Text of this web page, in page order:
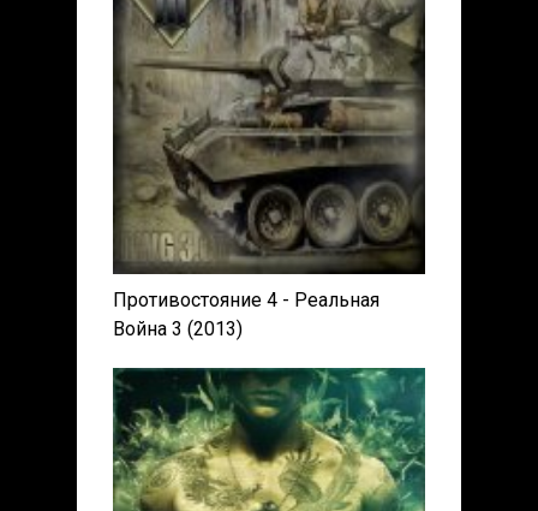
Противостояние 4 - Реальная
Война 3 (2013)